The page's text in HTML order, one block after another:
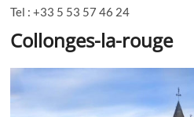
Tel : +33 5 53 57 46 24
Collonges-la-rouge